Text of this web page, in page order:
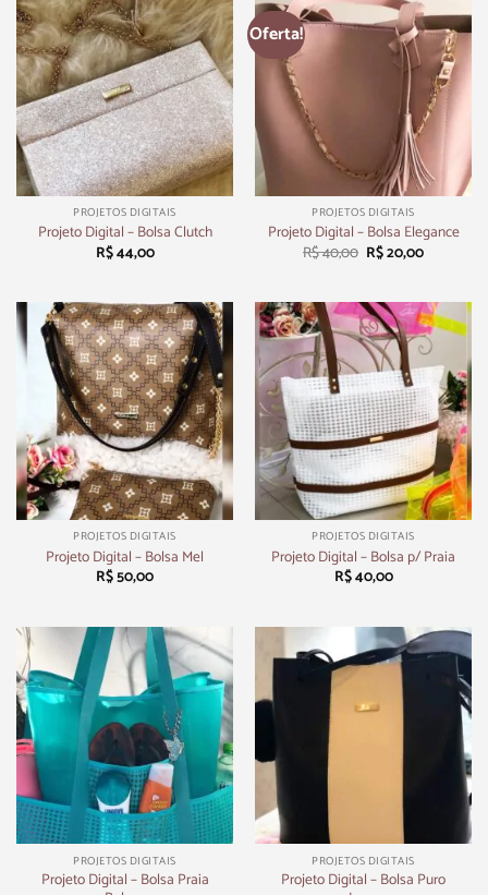
PROJETOS DIGITAIS
Projeto Digital – Bolsa Clutch
R$44,00
Oferta!
PROJETOS DIGITAIS
Projeto Digital – Bolsa Elegance
R$40,00 R$20,00
PROJETOS DIGITAIS
Projeto Digital – Bolsa Mel
R$50,00
PROJETOS DIGITAIS
Projeto Digital – Bolsa p/ Praia
R$40,00
PROJETOS DIGITAIS
Projeto Digital – Bolsa Praia
PROJETOS DIGITAIS
Projeto Digital – Bolsa Puro